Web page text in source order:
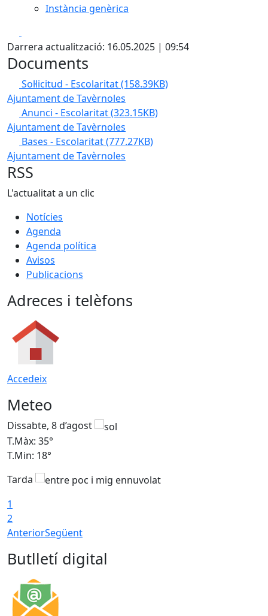
Instància genèrica
Darrera actualització: 16.05.2025 | 09:54
Documents
Sol·licitud - Escolaritat(158.39KB)
Ajuntament de Tavèrnoles
Anunci - Escolaritat(323.15KB)
Ajuntament de Tavèrnoles
Bases - Escolaritat(777.27KB)
Ajuntament de Tavèrnoles
RSS
L'actualitat a un clic
Notícies
Agenda
Agenda política
Avisos
Publicacions
Adreces i telèfons
Accedeix
Meteo
Dissabte, 8 d’agost
T.Màx: 35°
T.Min: 18°
Tarda
1
2
AnteriorSegüent
Butlletí digital